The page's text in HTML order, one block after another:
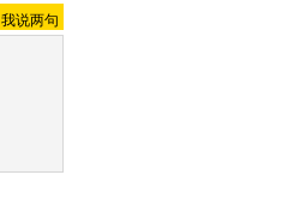
我说两句